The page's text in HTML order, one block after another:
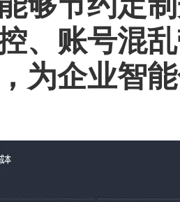
、账号混
为企业智